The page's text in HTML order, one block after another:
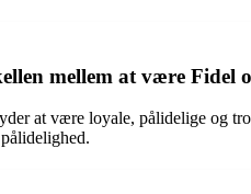
mellem at være
at være loyale, pålidelige og